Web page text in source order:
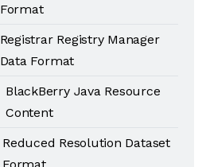
Format
Registrar Registry Manager
Data Format
BlackBerry Java Resource
Content
Reduced Resolution Dataset